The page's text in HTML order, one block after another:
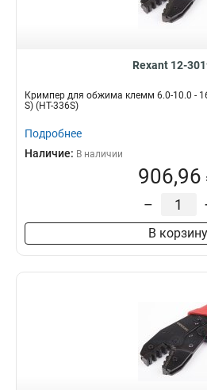
Rexant 12-
Кримпер для обжима клемм 6.0-10.0 -
S) (HT-336S)
Подробнее
Наличие: В наличии
906,96
–
В корзину